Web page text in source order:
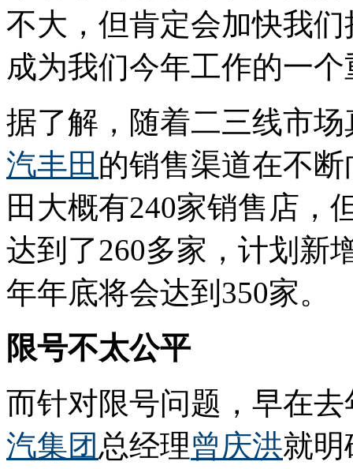
不大，但肯定会加快我
成为我们今年工作的一个
据了解，随着二三线市
汽丰田 的销售渠道在不
田大概有240家销售店，
达到了260多家，计划新
年年底将会达到350家。
限号不太公平
而针对限号问题，早在
汽集团总经理曾庆洪就明